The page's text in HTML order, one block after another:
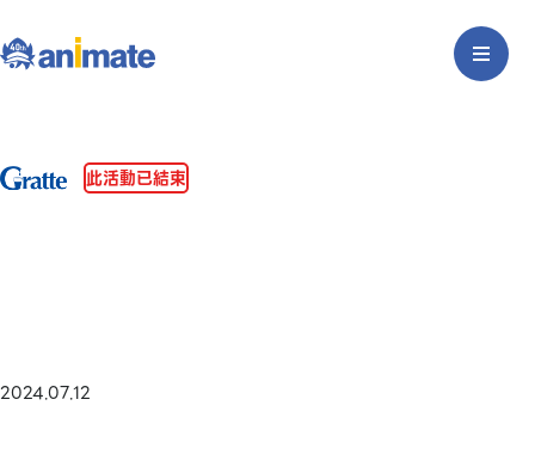
此活動已結束
2024.07.12